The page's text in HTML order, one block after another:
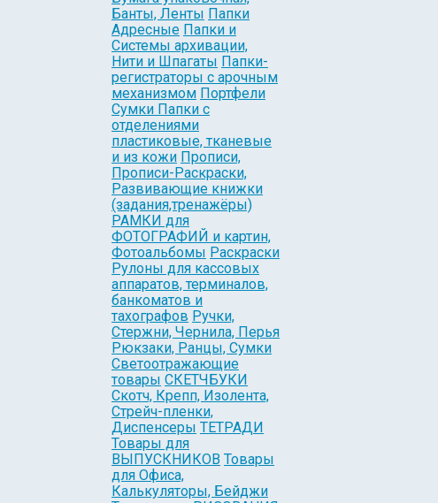
Банты, Ленты Папки
Адресные Папки и
Системы архивации,
Нити и Шпагаты Папки-
регистраторы с арочным
механизмом Портфели
Сумки Папки с
отделениями
пластиковые, тканевые
и из кожи Прописи,
Прописи-Раскраски,
Развивающие книжки
(задания,тренажёры)
РАМКИ для
ФОТОГРАФИЙ и картин,
Фотоальбомы Раскраски
Рулоны для кассовых
аппаратов, терминалов,
банкоматов и
тахографов Ручки,
Стержни, Чернила, Перья
Рюкзаки, Ранцы, Сумки
Светоотражающие
товары СКЕТЧБУКИ
Скотч, Крепп, Изолента,
Стрейч-пленки,
Диспенсеры ТЕТРАДИ
Товары для
ВЫПУСКНИКОВ Товары
для Офиса,
Калькуляторы, Бейджи